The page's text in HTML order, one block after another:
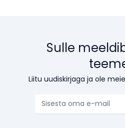
Sulle
Liitu uudiskirjaga ja ole